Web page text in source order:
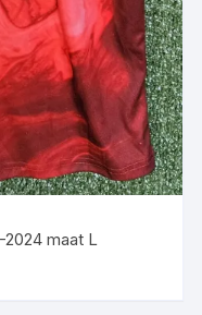
2024 maat L